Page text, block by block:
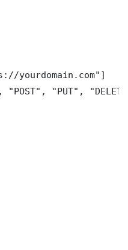
yourdomain.com"]
"PUT",